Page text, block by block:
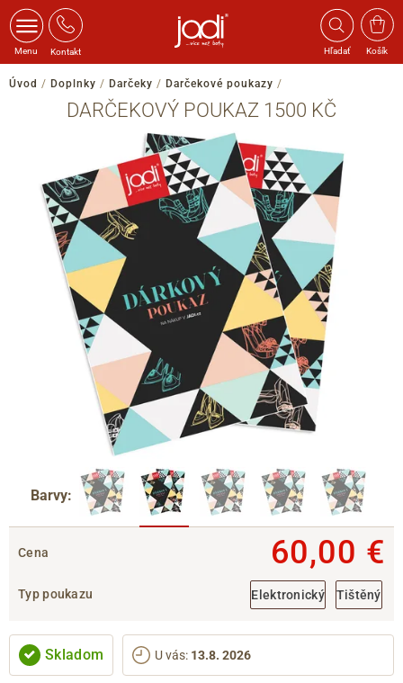
Menu Kontakt Hľadať Košík
Úvod / Doplnky / Darčeky / Darčekové poukazy /
DARČEKOVÝ POUKAZ 1500 KČ
Barvy:
Cena 60,00 €
Typ poukazu Elektronický Tištěný
Skladom U vás: 13.8. 2026